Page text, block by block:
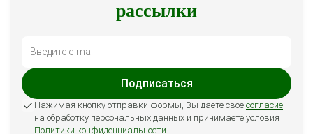
рассылки
Подписаться
Нажимая кнопку отправки формы, Вы даете свое согласие
на обработку персональных данных и принимаете условия
Политики конфиденциальности.